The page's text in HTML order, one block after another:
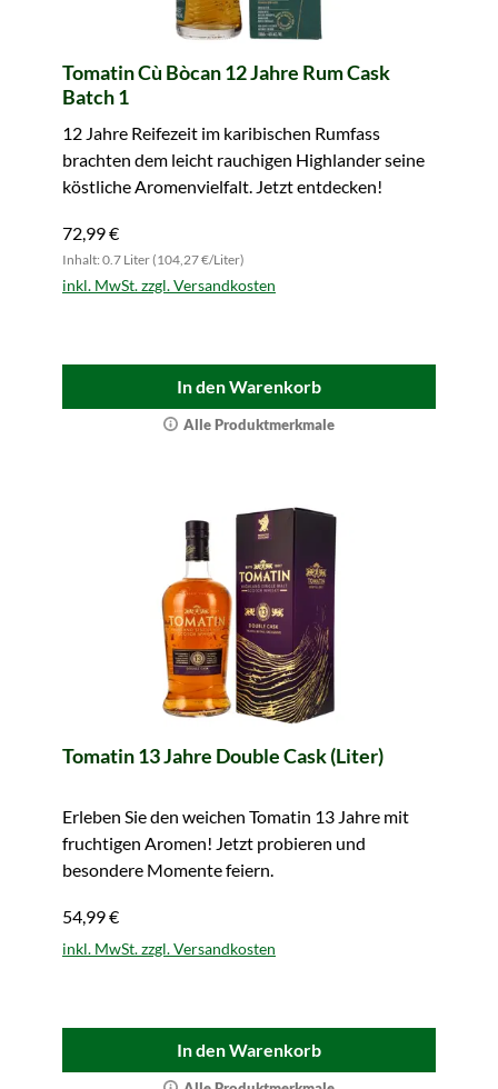
Tomatin Cù Bòcan 12 Jahre Rum Cask
Batch 1
12 Jahre Reifezeit im karibischen Rumfass
brachten dem leicht rauchigen Highlander seine
köstliche Aromenvielfalt. Jetzt entdecken!
72,99 €
Inhalt: 0.7 Liter (104,27 €/Liter)
inkl. MwSt. zzgl. Versandkosten
In den Warenkorb
Alle Produktmerkmale
Tomatin 13 Jahre Double Cask (Liter)
Erleben Sie den weichen Tomatin 13 Jahre mit
fruchtigen Aromen! Jetzt probieren und
besondere Momente feiern.
54,99 €
inkl. MwSt. zzgl. Versandkosten
In den Warenkorb